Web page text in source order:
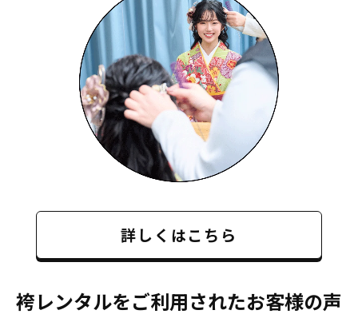
詳しくはこちら
袴レンタルをご利用されたお客様の声